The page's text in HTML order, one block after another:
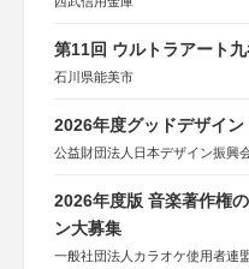
第11回 ウルトラアート
石川県能美市
2026年度グッドデザイ
公益財団法人日本デザイン振興
2026年度版 音楽著作権
ン大募集
一般社団法人カラオケ使用者連